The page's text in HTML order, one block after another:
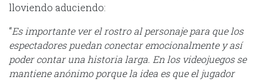
lloviendo aduciendo:
“Es importante ver el rostro al personaje para que los
espectadores puedan conectar emocionalmente y así
poder contar una historia larga. En los videojuegos se
mantiene anónimo porque la idea es que el jugador